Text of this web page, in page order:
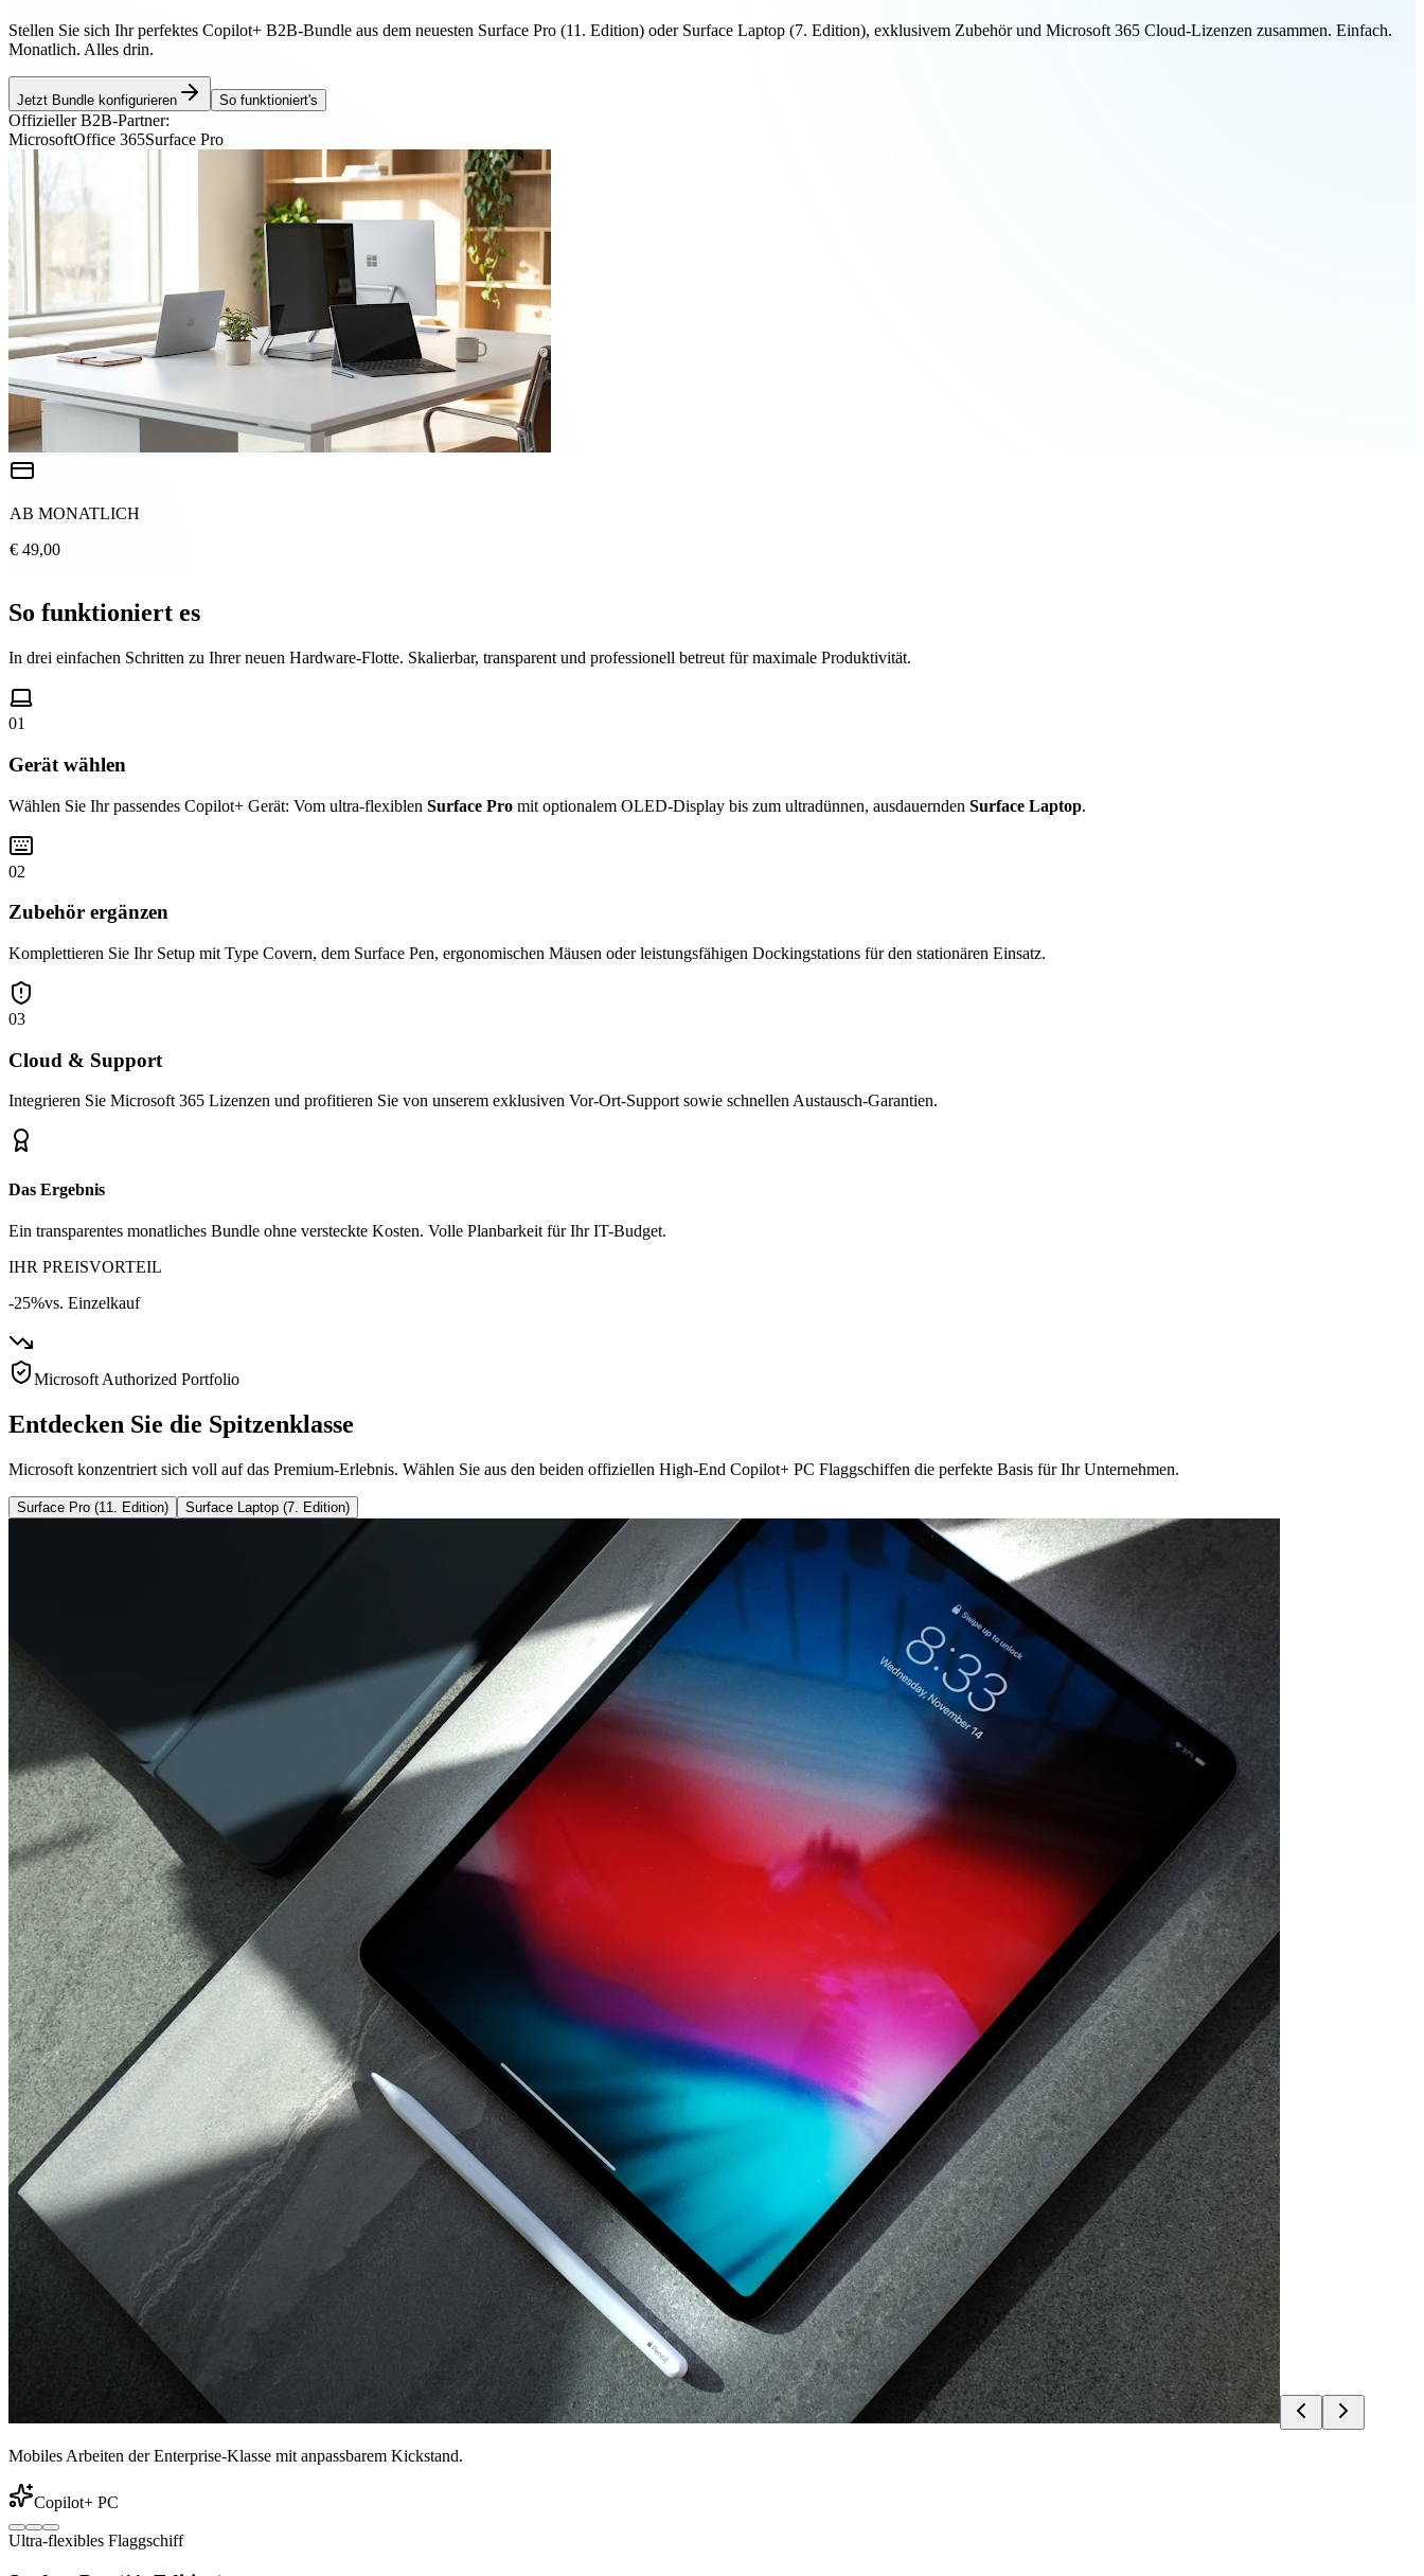
Stellen Sie sich Ihr perfektes Copilot+ B2B-Bundle aus dem neuesten Surface Pro (11. Edition) oder Surface Laptop (7. Edition), exklusivem Zubehör und Microsoft 365 Cloud-Lizenzen zusammen. Einfach.
Monatlich. Alles drin.
Jetzt Bundle konfigurieren So funktioniert's
Offizieller B2B-Partner:
MicrosoftOffice 365Surface Pro
AB MONATLICH
€ 49,00
So funktioniert es
In drei einfachen Schritten zu Ihrer neuen Hardware-Flotte. Skalierbar, transparent und professionell betreut für maximale Produktivität.
01
Gerät wählen
Wählen Sie Ihr passendes Copilot+ Gerät: Vom ultra-flexiblen Surface Pro mit optionalem OLED-Display bis zum ultradünnen, ausdauernden Surface Laptop.
02
Zubehör ergänzen
Komplettieren Sie Ihr Setup mit Type Covern, dem Surface Pen, ergonomischen Mäusen oder leistungsfähigen Dockingstations für den stationären Einsatz.
03
Cloud & Support
Integrieren Sie Microsoft 365 Lizenzen und profitieren Sie von unserem exklusiven Vor-Ort-Support sowie schnellen Austausch-Garantien.
Das Ergebnis
Ein transparentes monatliches Bundle ohne versteckte Kosten. Volle Planbarkeit für Ihr IT-Budget.
IHR PREISVORTEIL
-25%vs. Einzelkauf
Microsoft Authorized Portfolio
Entdecken Sie die Spitzenklasse
Microsoft konzentriert sich voll auf das Premium-Erlebnis. Wählen Sie aus den beiden offiziellen High-End Copilot+ PC Flaggschiffen die perfekte Basis für Ihr Unternehmen.
Surface Pro (11. Edition) Surface Laptop (7. Edition)
Mobiles Arbeiten der Enterprise-Klasse mit anpassbarem Kickstand.
Copilot+ PC
Ultra-flexibles Flaggschiff